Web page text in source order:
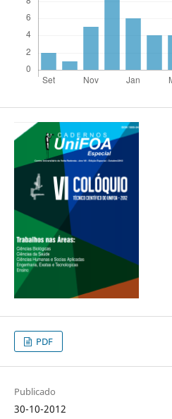
PDF
Publicado
30-10-2012